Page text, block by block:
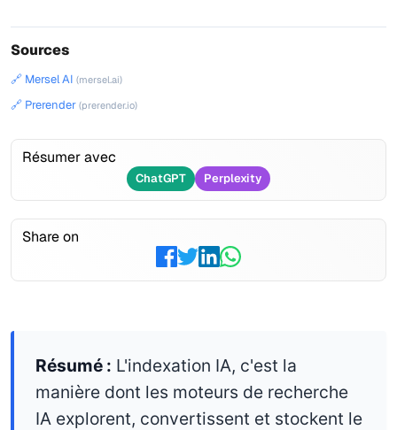
Sources
🔗 Mersel AI (mersel.ai)
🔗 Prerender (prerender.io)
Résumer avec
ChatGPT Perplexity
Share on
Résumé : L'indexation IA, c'est la
manière dont les moteurs de recherche
IA explorent, convertissent et stockent le